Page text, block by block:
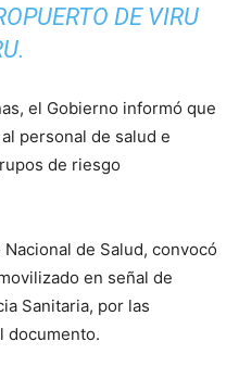
DE VIRU
el Gobierno informó que
personal de salud e
de riesgo
de Salud, convocó
en señal de
Sanitaria, por las
documento.